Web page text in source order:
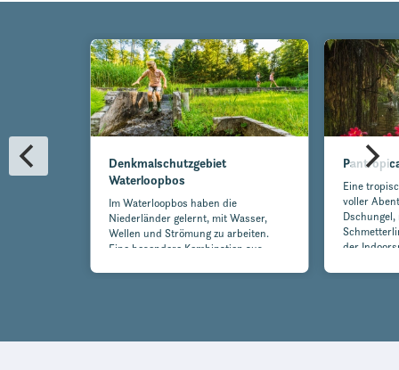
Denkmalschutzgebiet
Waterloopbos
Im Waterloopbos haben die
Niederländer gelernt, mit Wasser,
Wellen und Strömung zu arbeiten.
Eine besondere Kombination aus
Eine
voller
der